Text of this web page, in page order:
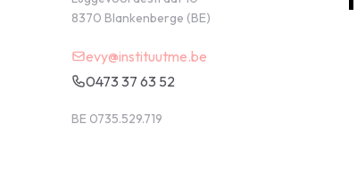
8370 Blankenberge (BE)
evy@instituutme.be
0473 37 63 52
BE 0735.529.719